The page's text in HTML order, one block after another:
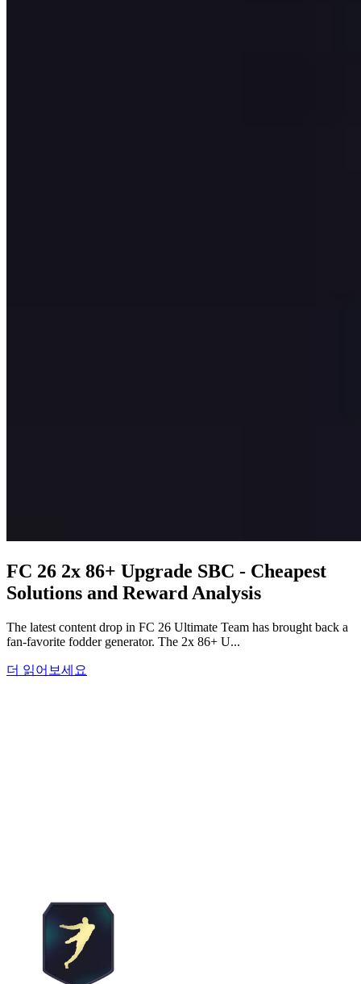
FC 26 2x 86+ Upgrade SBC - Cheapest
Solutions and Reward Analysis
The latest content drop in FC 26 Ultimate Team has brought back a
fan-favorite fodder generator. The 2x 86+ U...
더 읽어보세요